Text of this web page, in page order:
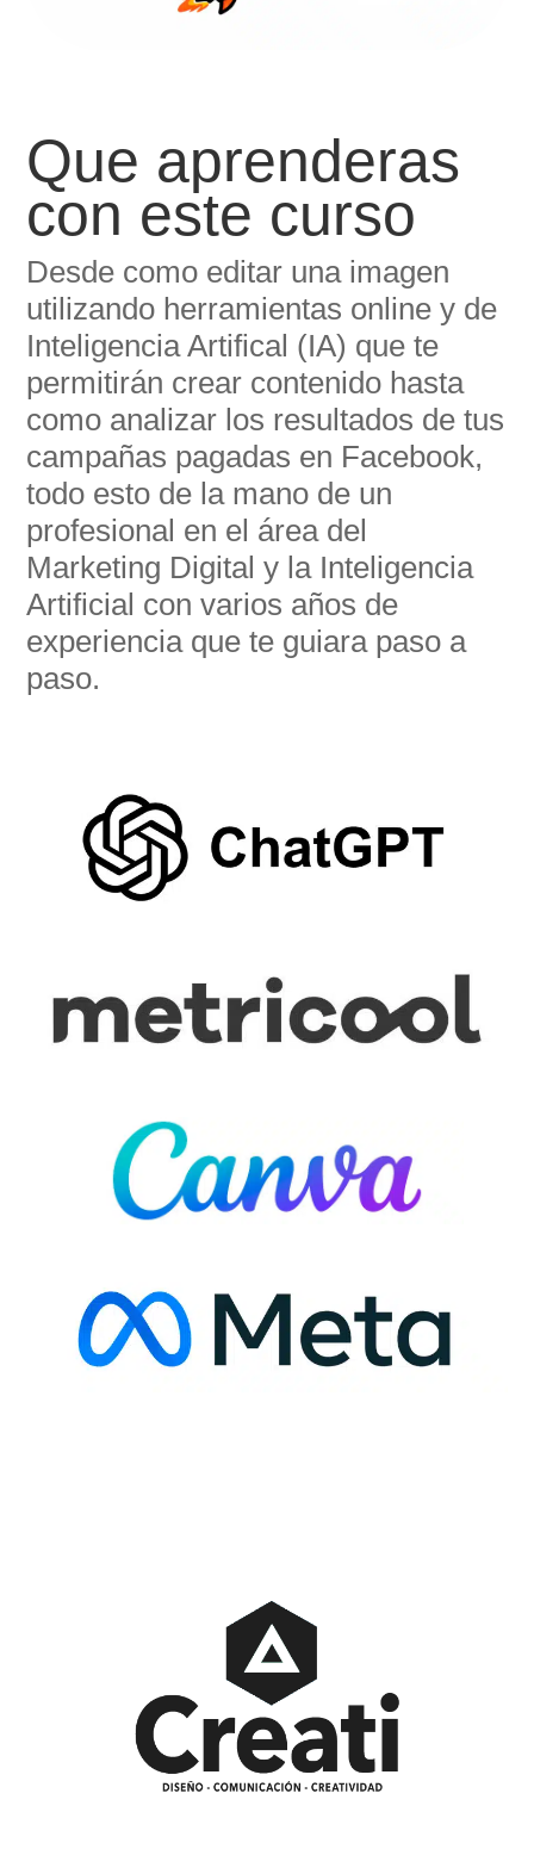
Que aprenderas
con este curso
Desde como editar una imagen
utilizando herramientas online y de
Inteligencia Artifical (IA) que te
permitirán crear contenido hasta
como analizar los resultados de tus
campañas pagadas en Facebook,
todo esto de la mano de un
profesional en el área del
Marketing Digital y la Inteligencia
Artificial con varios años de
experiencia que te guiara paso a
paso.